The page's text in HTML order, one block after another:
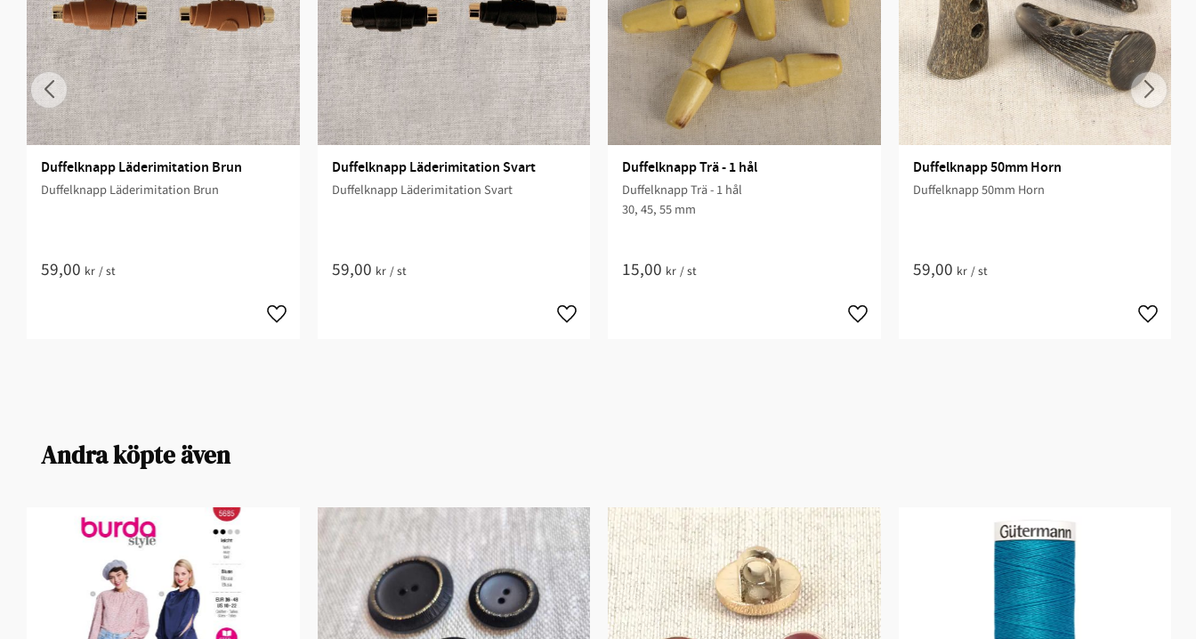
Duffelknapp Läderimitation Brun
Duffelknapp Läderimitation Brun
59,00 kr /st
Duffelknapp Läderimitation Svart
Duffelknapp Läderimitation Svart
59,00 kr /st
Duffelknapp Trä - 1 hål
Duffelknapp Trä - 1 hål
30, 45, 55 mm
15,00 kr /st
Duffelknapp 50mm Horn
Duffelknapp 50mm Horn
59,00 kr /st
Andra köpte även